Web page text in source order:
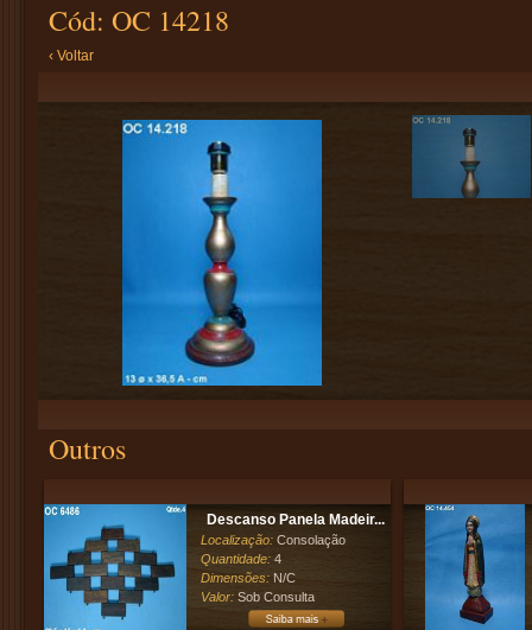
Cód: OC 14218
‹ Voltar
Outros
Descanso Panela Madeir...
Localização: Consolação
Quantidade: 4
Dimensões: N/C
Valor: Sob Consulta